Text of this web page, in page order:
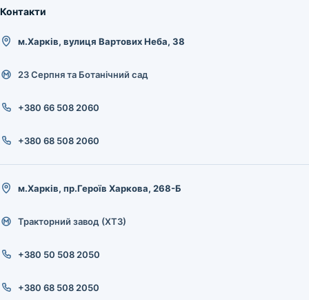
Контакти
м.Харків, вулиця Вартових Неба, 38
23 Серпня та Ботанічний сад
+380 66 508 2060
+380 68 508 2060
м.Харків, пр.Героїв Харкова, 268-Б
Тракторний завод (ХТЗ)
+380 50 508 2050
+380 68 508 2050